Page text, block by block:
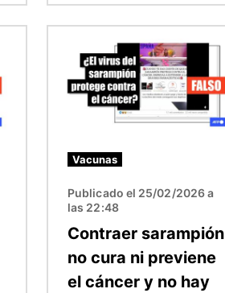
Vacunas
Publicado el 25/02/2026 a
las 22:48
Contraer sarampión
no cura ni previene
el cáncer y no hay